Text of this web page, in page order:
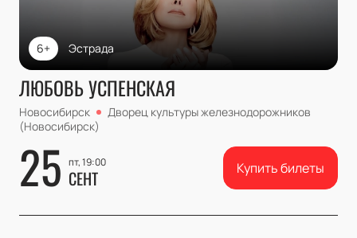
Эстрада
6+
ЛЮБОВЬ УСПЕНСКАЯ
Новосибирск
Дворец культуры железнодорожников
(Новосибирск)
25 пт, 19:00
СЕНТ Купить билеты